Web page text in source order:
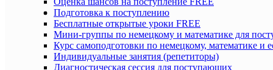
Подготовка к поступлению
Бесплатные открытые уроки FREE
Мини-группы по немецкому и математике для
Курс самоподготовки по немецкому, математике и
Индивидуальные занятия (репетиторы)
Диагностическая сессия для поступающих